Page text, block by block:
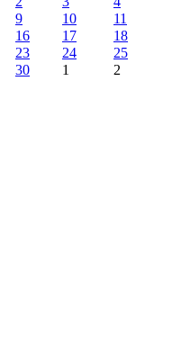
9 10
11
16 17
18
23 24
25
30 1
2